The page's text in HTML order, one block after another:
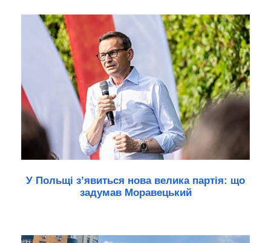
У Польщі з’явиться нова велика партія: що
задумав Моравецький